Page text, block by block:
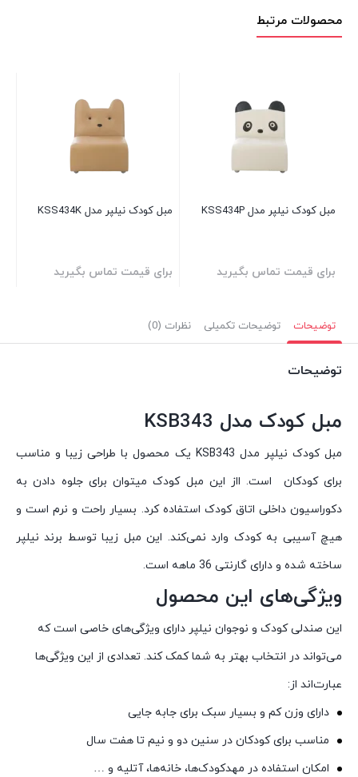
محصولات مرتبط
مبل کودک نیلپر مدل KSS434P
برای قیمت تماس بگیرید
مبل کودک نیلپر مدل KSS434K
برای قیمت تماس بگیرید
توضیحات توضیحات تکمیلی نظرات (0)
توضیحات
مبل کودک مدل KSB343
مبل کودک نیلپر مدل KSB343 یک محصول با طراحی زیبا و مناسب
برای کودکان است. ااز این مبل کودک میتوان برای جلوه دادن به
دکوراسیون داخلی اتاق کودک استفاده کرد. بسیار راحت و نرم است و
هیچ آسیبی به کودک وارد نمی‌کند. این مبل زیبا توسط برند نیلپر
ساخته شده و دارای گارنتی 36 ماهه است.
ویژگی‌های این محصول
این صندلی کودک و نوجوان نیلپر دارای ویژگی‌های خاصی است که
می‌تواند در انتخاب بهتر به شما کمک کند. تعدادی از این ویژگی‌ها
عبارت‌اند از:
دارای وزن کم و بسیار سبک برای جابه جایی
مناسب برای کودکان در سنین دو و نیم تا هفت سال
امکان استفاده در مهدکودک‌ها، خانه‌ها، آتلیه و …